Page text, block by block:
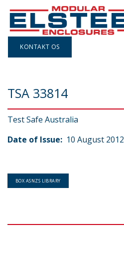
KONTAKT OS
TSA 33814
Test Safe Australia
Date of Issue: 10 August 2012
BOX ASNZS LIBRARY